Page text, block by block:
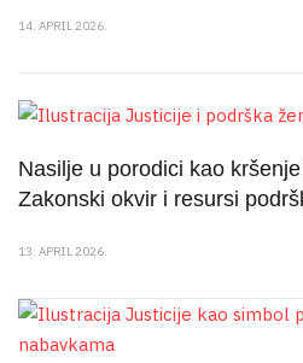
14. APRIL 2026.
Nasilje u porodici kao
Zakonski okvir i resursi
13. APRIL 2026.